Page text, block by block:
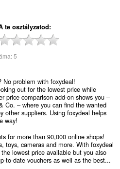
te osztályzatod
5
No problem with foxydeal!
out for the lowest price while
price comparison add-on shows you –
Co. – where you can find the wanted
other suppliers. Using foxydeal helps
way!
for more than 90,000 online shops!
toys, cameras and more. With foxydeal
lowest price available but you also
to-date vouchers as well as the best...